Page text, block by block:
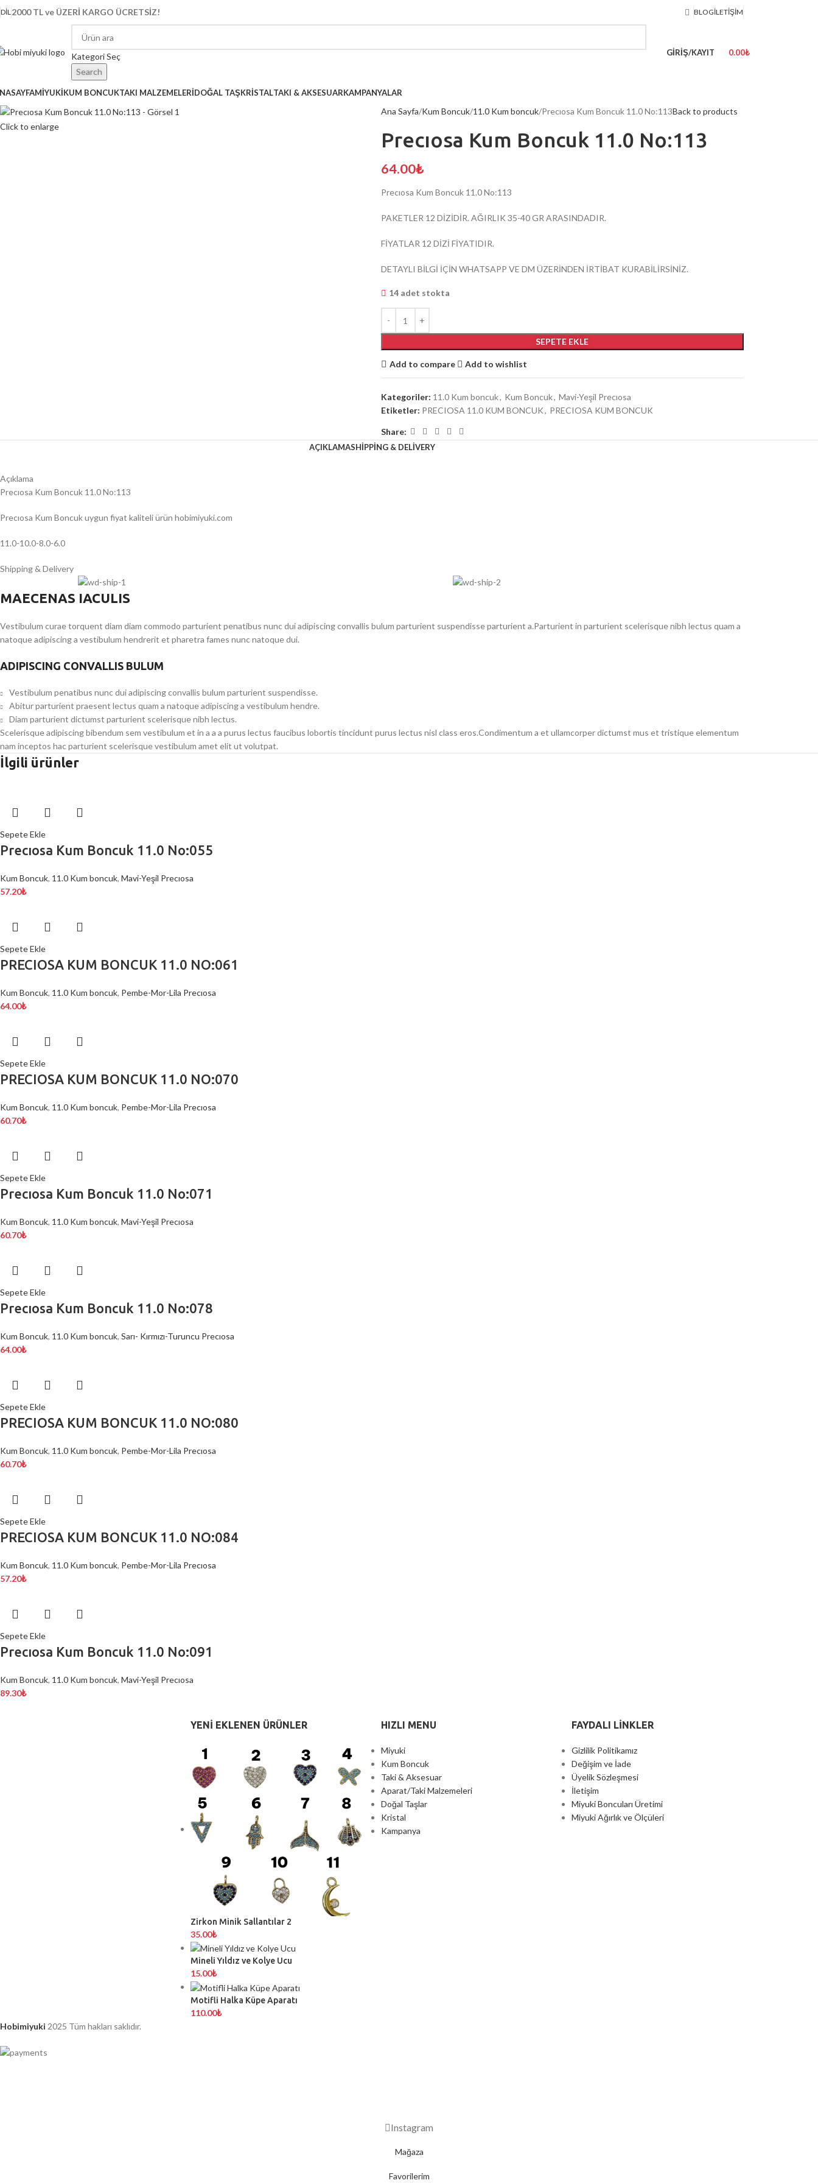
DIL2000 TL ve ÜZERİ KARGO ÜCRETSİZ! BLOGİLETIŞIM
Kategori Seç
Search
GIRIŞ/KAYIT 0.00₺
MİYUKİKUM BONCUKTAKI MALZEMELERİDOĞAL TAŞKRİSTALTAKI & AKSESUARKAMPANYALAR
Click to enlarge
Ana Sayfa Kum Boncuk 11.0 Kum boncuk Precıosa Kum Boncuk 11.0 No:113Back to products
Precıosa Kum Boncuk 11.0 No:113
64.00₺
Precıosa Kum Boncuk 11.0 No:113
PAKETLER 12 DİZİDİR. AĞIRLIK 35-40 GR ARASINDADIR.
FİYATLAR 12 DİZİ FİYATIDIR.
DETAYLI BİLGİ İÇİN WHATSAPP VE DM ÜZERİNDEN İRTİBAT KURABİLİRSİNİZ.
14 adet stokta
SEPETE EKLE
Add to compare Add to wishlist
Kategoriler: 11.0 Kum boncuk, Kum Boncuk, Mavi-Yeşil Precıosa
Etiketler: PRECIOSA 11.0 KUM BONCUK, PRECIOSA KUM BONCUK
Share:
AÇIKLAMASHIPPING & DELIVERY
Açıklama
Precıosa Kum Boncuk 11.0 No:113
Precıosa Kum Boncuk uygun fiyat kaliteli ürün hobimiyuki.com
11.0-10.0-8.0-6.0
Shipping & Delivery
MAECENAS IACULIS
Vestibulum curae torquent diam diam commodo parturient penatibus nunc dui adipiscing convallis bulum parturient suspendisse parturient a.Parturient in parturient scelerisque nibh lectus quam a
natoque adipiscing a vestibulum hendrerit et pharetra fames nunc natoque dui.
ADIPISCING CONVALLIS BULUM
Vestibulum penatibus nunc dui adipiscing convallis bulum parturient suspendisse.
Abitur parturient praesent lectus quam a natoque adipiscing a vestibulum hendre.
Diam parturient dictumst parturient scelerisque nibh lectus.
Scelerisque adipiscing bibendum sem vestibulum et in a a a purus lectus faucibus lobortis tincidunt purus lectus nisl class eros.Condimentum a et ullamcorper dictumst mus et tristique elementum
nam inceptos hac parturient scelerisque vestibulum amet elit ut volutpat.
İlgili ürünler
Sepete Ekle
Precıosa Kum Boncuk 11.0 No:055
Kum Boncuk, 11.0 Kum boncuk, Mavi-Yeşil Precıosa
57.20₺
Sepete Ekle
PRECIOSA KUM BONCUK 11.0 NO:061
Kum Boncuk, 11.0 Kum boncuk, Pembe-Mor-Lila Precıosa
64.00₺
Sepete Ekle
PRECIOSA KUM BONCUK 11.0 NO:070
Kum Boncuk, 11.0 Kum boncuk, Pembe-Mor-Lila Precıosa
60.70₺
Sepete Ekle
Precıosa Kum Boncuk 11.0 No:071
Kum Boncuk, 11.0 Kum boncuk, Mavi-Yeşil Precıosa
60.70₺
Sepete Ekle
Precıosa Kum Boncuk 11.0 No:078
Kum Boncuk, 11.0 Kum boncuk, Sarı- Kırmızı-Turuncu Precıosa
64.00₺
Sepete Ekle
PRECIOSA KUM BONCUK 11.0 NO:080
Kum Boncuk, 11.0 Kum boncuk, Pembe-Mor-Lila Precıosa
60.70₺
Sepete Ekle
PRECIOSA KUM BONCUK 11.0 NO:084
Kum Boncuk, 11.0 Kum boncuk, Pembe-Mor-Lila Precıosa
57.20₺
Sepete Ekle
Precıosa Kum Boncuk 11.0 No:091
Kum Boncuk, 11.0 Kum boncuk, Mavi-Yeşil Precıosa
89.30₺
YENI EKLENEN ÜRÜNLER
Zirkon Minik Sallantılar 2
35.00₺
Mineli Yıldız ve Kolye Ucu
15.00₺
Motifli Halka Küpe Aparatı
110.00₺
HIZLI MENU
Miyuki
Kum Boncuk
Taki & Aksesuar
Aparat/Taki Malzemeleri
Doğal Taşlar
Kristal
Kampanya
FAYDALI LİNKLER
Gizlilik Politikamız
Değişim ve İade
Üyelik Sözleşmesi
İletişim
Miyuki Boncuları Üretimi
Miyuki Ağırlık ve Ölçüleri
Hobimiyuki 2025 Tüm hakları saklıdır.
Instagram
Mağaza
Favorilerim